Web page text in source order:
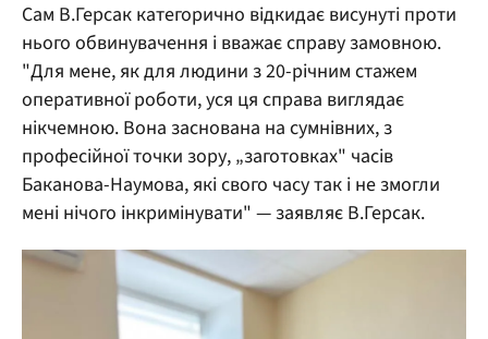
Сам В.Герсак категорично відкидає висунуті проти
нього обвинувачення і вважає справу замовною.
"Для мене, як для людини з 20-річним стажем
оперативної роботи, уся ця справа виглядає
нікчемною. Вона заснована на сумнівних, з
професійної точки зору, „заготовках" часів
Баканова-Наумова, які свого часу так і не змогли
мені нічого інкримінувати" — заявляє В.Герсак.